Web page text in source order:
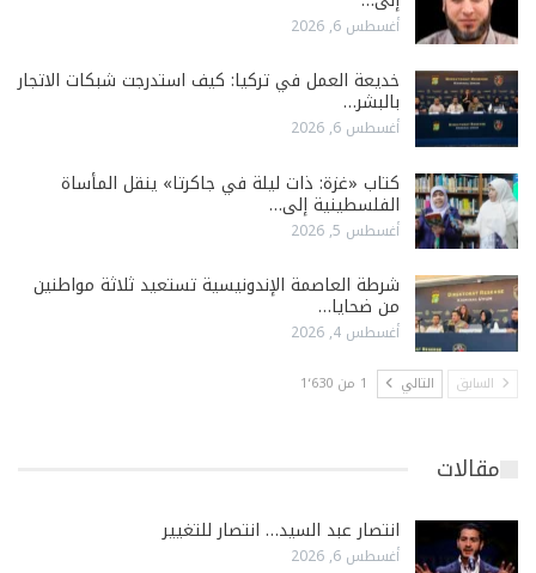
أغسطس 6, 2026
خديعة العمل في تركيا: كيف استدرجت شبكات الاتجار
بالبشر…
أغسطس 6, 2026
كتاب «غزة: ذات ليلة في جاكرتا» ينقل المأساة
الفلسطينية إلى…
أغسطس 5, 2026
شرطة العاصمة الإندونيسية تستعيد ثلاثة مواطنين
من ضحايا…
أغسطس 4, 2026
السابق التالي 1 من 1٬630
مقالات
انتصار عبد السيد… انتصار للتغيير
أغسطس 6, 2026